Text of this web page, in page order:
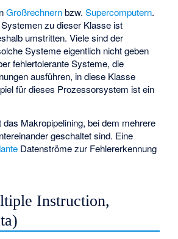
Großrechnernbzw.Supercomputern.
zu dieser Klasse ist
umstritten. Viele sind der
Systeme eigentlich nicht geben
fehlertolerante Systeme, die
ausführen, in diese Klasse
für dieses Prozessorsystem ist ein
das Makropipelining, bei dem mehrere
geschaltet sind. Eine
Datenströme zur Fehlererkennung
Instruction,